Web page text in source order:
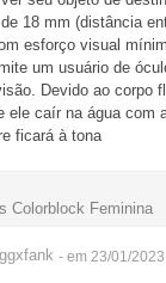
18 mm (distância
esforço visual
um usuário de
Devido ao corpo
ele caír na água com
ficará à tona
Colorblock Feminina
- em 23/01/2023